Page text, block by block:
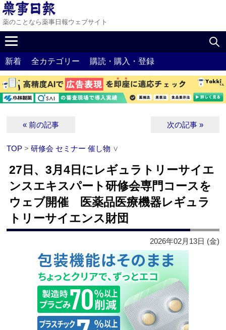
薬のことなら薬事日報ウェブサイト
新着 全カテゴリー 購読・購入・登録
« 前の記事 次の記事 »
TOP >研修会 セミナー 催し物 ∨
27日、3月4日にレギュラトリーサイエ
ンスエキスパート研修会専門コースを
ウェブ開催 医薬品医療機器レギュラ
トリーサイエンス財団
2026年02月13日 (金)